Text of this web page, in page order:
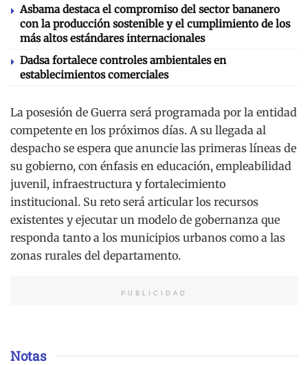
Asbama destaca el compromiso del sector bananero
con la producción sostenible y el cumplimiento de los
más altos estándares internacionales
Dadsa fortalece controles ambientales en
establecimientos comerciales
La posesión de Guerra será programada por la entidad
competente en los próximos días. A su llegada al
despacho se espera que anuncie las primeras líneas de
su gobierno, con énfasis en educación, empleabilidad
juvenil, infraestructura y fortalecimiento
institucional. Su reto será articular los recursos
existentes y ejecutar un modelo de gobernanza que
responda tanto a los municipios urbanos como a las
zonas rurales del departamento.
PUBLICIDAD
Notas